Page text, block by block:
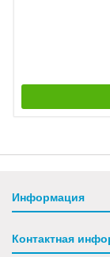
Информация
Контактная